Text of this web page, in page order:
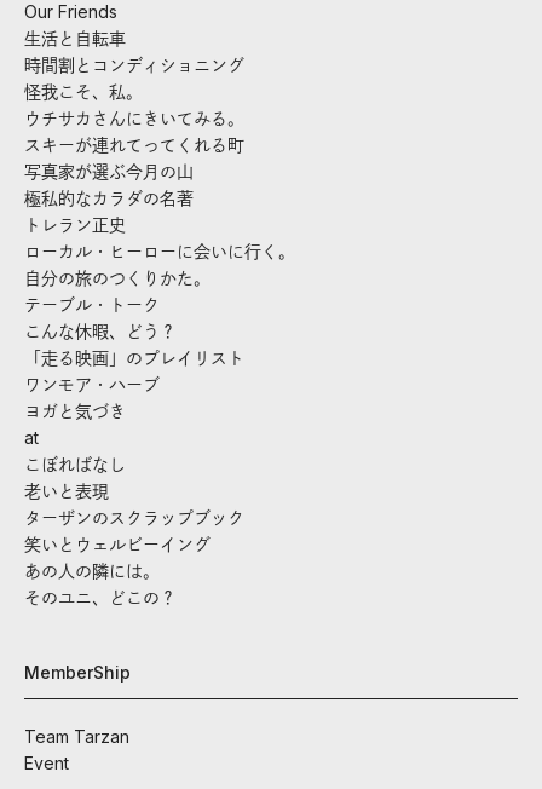
Our Friends
生活と自転車
時間割とコンディショニング
怪我こそ、私。
ウチサカさんにきいてみる。
スキーが連れてってくれる町
写真家が選ぶ今月の山
極私的なカラダの名著
トレラン正史
ローカル・ヒーローに会いに行く。
自分の旅のつくりかた。
テーブル・トーク
こんな休暇、どう？
「走る映画」のプレイリスト
ワンモア・ハーブ
ヨガと気づき
at
こぼればなし
老いと表現
ターザンのスクラップブック
笑いとウェルビーイング
あの人の隣には。
そのユニ、どこの？
MemberShip
Team Tarzan
Event